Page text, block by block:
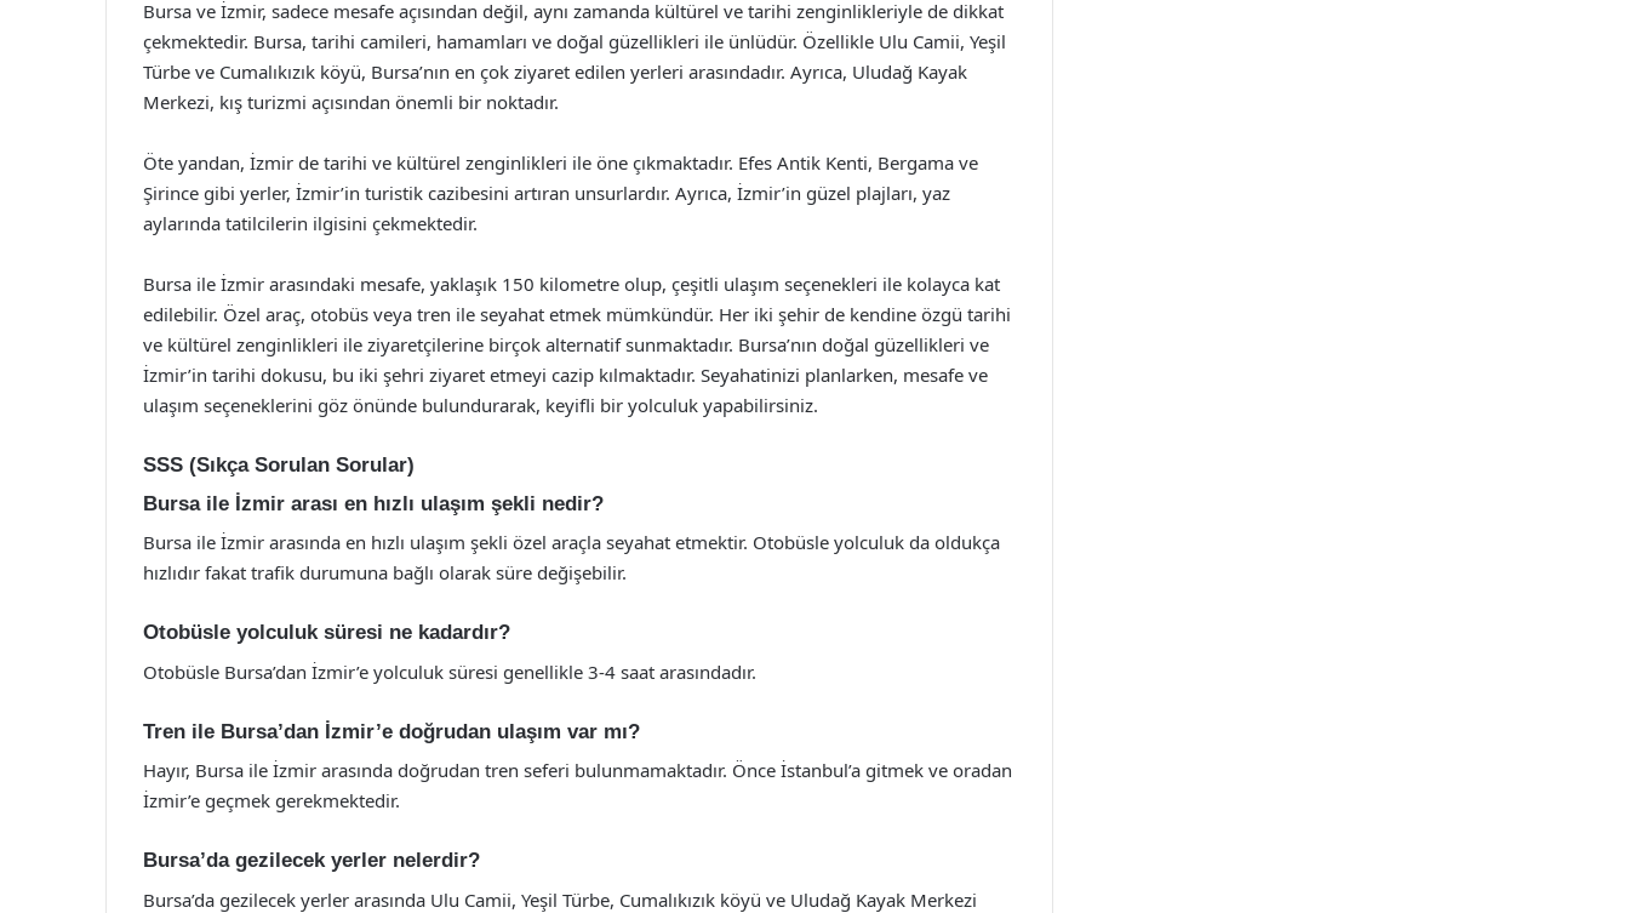
Bursa ve İzmir, sadece mesafe açısından değil, aynı zamanda kültürel ve tarihi zenginlikleriyle de dikkat
çekmektedir. Bursa, tarihi camileri, hamamları ve doğal güzellikleri ile ünlüdür. Özellikle Ulu Camii, Yeşil
Türbe ve Cumalıkızık köyü, Bursa’nın en çok ziyaret edilen yerleri arasındadır. Ayrıca, Uludağ Kayak
Merkezi, kış turizmi açısından önemli bir noktadır.
Öte yandan, İzmir de tarihi ve kültürel zenginlikleri ile öne çıkmaktadır. Efes Antik Kenti, Bergama ve
Şirince gibi yerler, İzmir’in turistik cazibesini artıran unsurlardır. Ayrıca, İzmir’in güzel plajları, yaz
aylarında tatilcilerin ilgisini çekmektedir.
Bursa ile İzmir arasındaki mesafe, yaklaşık 150 kilometre olup, çeşitli ulaşım seçenekleri ile kolayca kat
edilebilir. Özel araç, otobüs veya tren ile seyahat etmek mümkündür. Her iki şehir de kendine özgü tarihi
ve kültürel zenginlikleri ile ziyaretçilerine birçok alternatif sunmaktadır. Bursa’nın doğal güzellikleri ve
İzmir’in tarihi dokusu, bu iki şehri ziyaret etmeyi cazip kılmaktadır. Seyahatinizi planlarken, mesafe ve
ulaşım seçeneklerini göz önünde bulundurarak, keyifli bir yolculuk yapabilirsiniz.
SSS (Sıkça Sorulan Sorular)
Bursa ile İzmir arası en hızlı ulaşım şekli nedir?
Bursa ile İzmir arasında en hızlı ulaşım şekli özel araçla seyahat etmektir. Otobüsle yolculuk da oldukça
hızlıdır fakat trafik durumuna bağlı olarak süre değişebilir.
Otobüsle yolculuk süresi ne kadardır?
Otobüsle Bursa’dan İzmir’e yolculuk süresi genellikle 3-4 saat arasındadır.
Tren ile Bursa’dan İzmir’e doğrudan ulaşım var mı?
Hayır, Bursa ile İzmir arasında doğrudan tren seferi bulunmamaktadır. Önce İstanbul’a gitmek ve oradan
İzmir’e geçmek gerekmektedir.
Bursa’da gezilecek yerler nelerdir?
Bursa’da gezilecek yerler arasında Ulu Camii, Yeşil Türbe, Cumalıkızık köyü ve Uludağ Kayak Merkezi